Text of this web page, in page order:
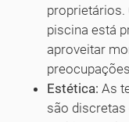
proprietários.
piscina está
aproveitar
Estética: As
são